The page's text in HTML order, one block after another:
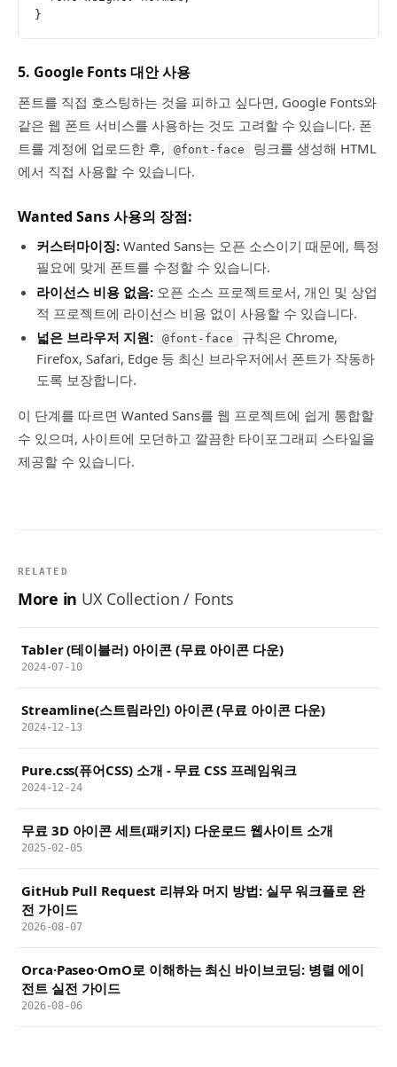
}
5. Google Fonts 대안 사용
폰트를 직접 호스팅하는 것을 피하고 싶다면, Google Fonts와
같은 웹 폰트 서비스를 사용하는 것도 고려할 수 있습니다. 폰
트를 계정에 업로드한 후,
@font-face
링크를 생성해 HTML
에서 직접 사용할 수 있습니다.
Wanted Sans 사용의 장점:
커스터마이징: Wanted Sans는 오픈 소스이기 때문에, 특정
필요에 맞게 폰트를 수정할 수 있습니다.
라이선스 비용 없음: 오픈 소스 프로젝트로서, 개인 및 상업
적 프로젝트에 라이선스 비용 없이 사용할 수 있습니다.
넓은 브라우저 지원:
@font-face
규칙은 Chrome,
Firefox, Safari, Edge 등 최신 브라우저에서 폰트가 작동하
도록 보장합니다.
이 단계를 따르면 Wanted Sans를 웹 프로젝트에 쉽게 통합할
수 있으며, 사이트에 모던하고 깔끔한 타이포그래피 스타일을
제공할 수 있습니다.
RELATED
More in UX Collection / Fonts
Tabler (테이블러) 아이콘 (무료 아이콘 다운)
2024-07-10
Streamline(스트림라인) 아이콘 (무료 아이콘 다운)
2024-12-13
Pure.css(퓨어CSS) 소개 - 무료 CSS 프레임워크
2024-12-24
무료 3D 아이콘 세트(패키지) 다운로드 웹사이트 소개
2025-02-05
GitHub Pull Request 리뷰와 머지 방법: 실무 워크플로 완
전 가이드
2026-08-07
Orca·Paseo·OmO로 이해하는 최신 바이브코딩: 병렬 에이
전트 실전 가이드
2026-08-06